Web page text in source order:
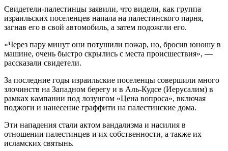
Свидетели-палестинцы заявили, что видели, как группа
израильских поселенцев напала на палестинского парня,
загнав его в свой автомобиль, а затем подожгли его.
«Через пару минут они потушили пожар, но, бросив юношу в
машине, очень быстро скрылись с места происшествия», —
рассказали свидетели.
За последние годы израильские поселенцы совершили много
злочинств на Западном берегу и в Аль-Кудсе (Иерусалим) в
рамках кампании под лозунгом «Цена вопроса», включая
поджоги и нанесение граффити на палестинские дома.
Эти нападения стали актом вандализма и насилия в
отношении палестинцев и их собственности, а также их
исламских святынь.